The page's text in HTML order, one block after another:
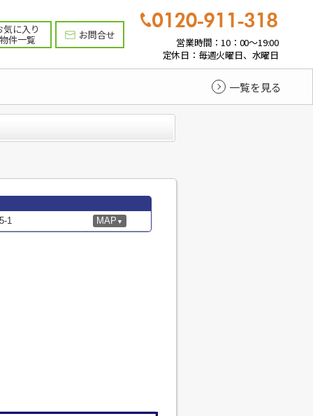
気に入り
件一覧 お問合せ
営業時間：10：00～19:00
定休日：毎週火曜日、水曜日
一覧を見る
1 MAP ▼